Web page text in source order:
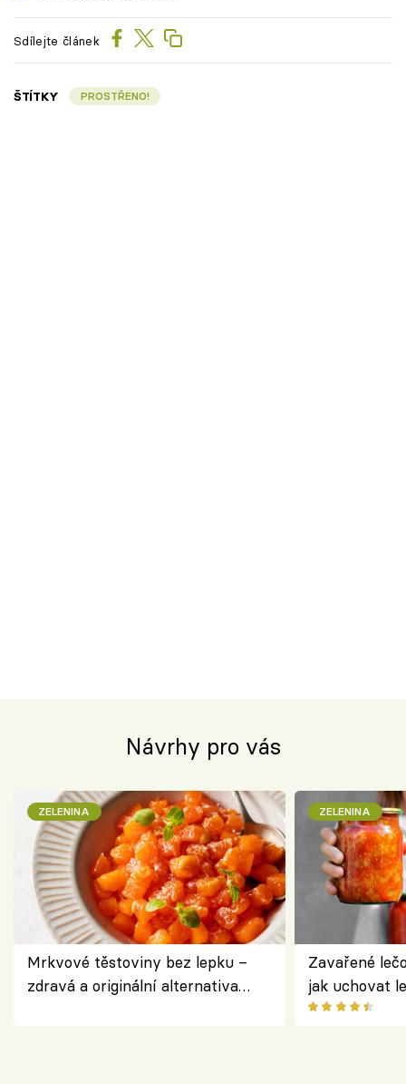
Sdílejte článek
ŠTÍTKY PROSTŘENO!
Návrhy pro vás
ZELENINA
Mrkvové těstoviny bez lepku –
zdravá a originální alternativa
ZELENINA
Zavařené
jak uchovat